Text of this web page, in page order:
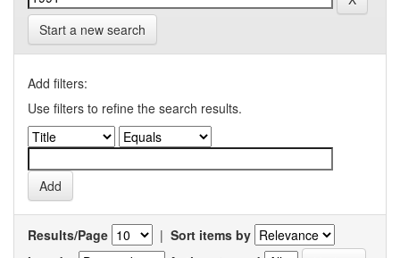
Start a new search
Add filters:
Use filters to refine the search results.
Results/Page | Sort items by